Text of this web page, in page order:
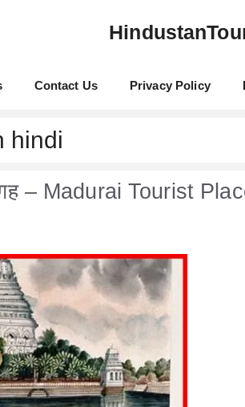
Contact Us Privacy Policy
hindi
– Madurai Tourist